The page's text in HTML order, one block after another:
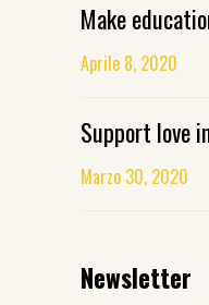
Make
Aprile 8, 2020
Support love
Marzo 30, 2020
Newsletter